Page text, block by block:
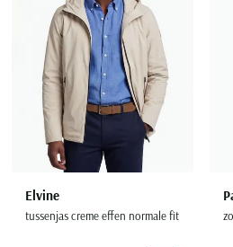
Elvine
tussenjas creme effen normale fit